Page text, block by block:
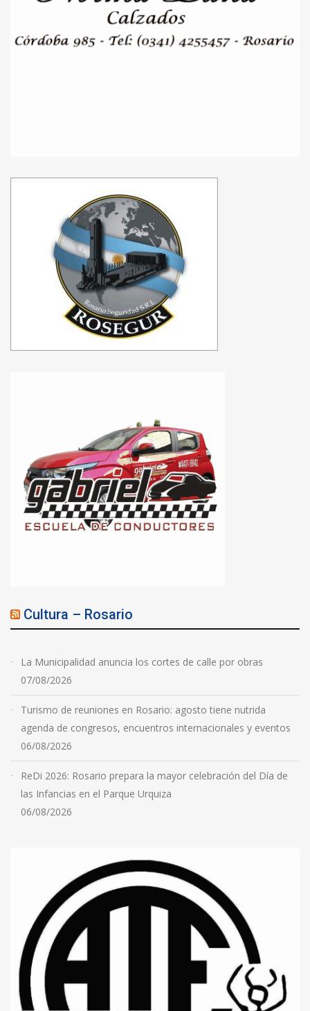
Cultura – Rosario
La Municipalidad anuncia los cortes de calle por obras
07/08/2026
Turismo de reuniones en Rosario: agosto tiene nutrida
agenda de congresos, encuentros internacionales y eventos
06/08/2026
ReDi 2026: Rosario prepara la mayor celebración del Día de
las Infancias en el Parque Urquiza
06/08/2026